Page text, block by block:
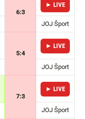
6:3
► LIVE
JOJ Šport
5:4
► LIVE
JOJ Šport
7:3
► LIVE
JOJ Šport